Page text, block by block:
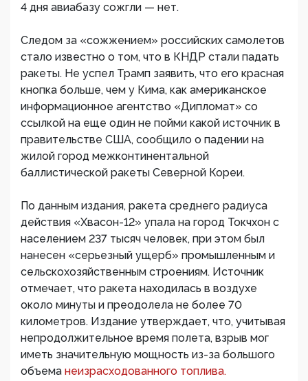
4 дня авиабазу сожгли — нет.
Следом за «сожжением» российских самолетов
стало известно о том, что в КНДР стали падать
ракеты. Не успел Трамп заявить, что его красная
кнопка больше, чем у Кима, как американское
информационное агентство «Дипломат» со
ссылкой на еще один не пойми какой источник в
правительстве США, сообщило о падении на
жилой город межконтинентальной
баллистической ракеты Северной Кореи.
По данным издания, ракета среднего радиуса
действия «Хвасон-12» упала на город Токчхон с
населением 237 тысяч человек, при этом был
нанесен «серьезный ущерб» промышленным и
сельскохозяйственным строениям. Источник
отмечает, что ракета находилась в воздухе
около минуты и преодолела не более 70
километров. Издание утверждает, что, учитывая
непродолжительное время полета, взрыв мог
иметь значительную мощность из-за большого
объема неизрасходованного топлива.